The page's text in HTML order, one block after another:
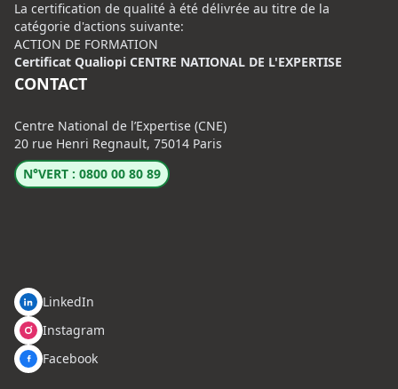
La certification de qualité à été délivrée au titre de la
catégorie d'actions suivante:
ACTION DE FORMATION
Certificat Qualiopi CENTRE NATIONAL DE L'EXPERTISE
CONTACT
Centre National de l’Expertise (CNE)
20 rue Henri Regnault, 75014 Paris
N°VERT : 0800 00 80 89
LinkedIn
Instagram
Facebook